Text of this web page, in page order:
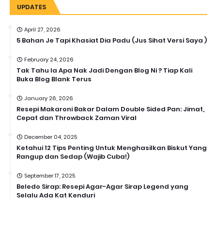
UPDATES
April 27, 2026
5 Bahan Je Tapi Khasiat Dia Padu (Jus Sihat Versi Saya )
February 24, 2026
Tak Tahu la Apa Nak Jadi Dengan Blog Ni ? Tiap Kali
Buka Blog Blank Terus
January 26, 2026
Resepi Makaroni Bakar Dalam Double Sided Pan: Jimat,
Cepat dan Throwback Zaman Viral
December 04, 2025
Ketahui 12 Tips Penting Untuk Menghasilkan Biskut Yang
Rangup dan Sedap (Wajib Cuba!)
September 17, 2025
Beledo Sirap: Resepi Agar-Agar Sirap Legend yang
Selalu Ada Kat Kenduri